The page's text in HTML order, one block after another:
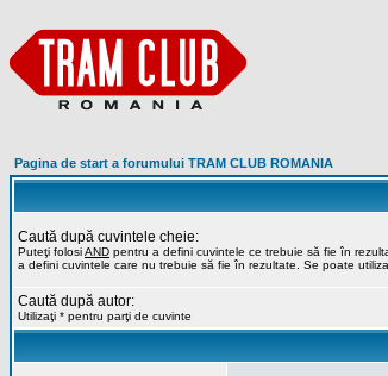
Pagina de start a forumului TRAM CLUB ROMANIA
Caută după cuvintele cheie:
Puteţi folosiAND pentru a defini cuvintele ce trebuie să fie în
a defini cuvintele care nu trebuie să fie în rezultate. Se poate
Caută după autor:
Utilizaţi * pentru parţi de cuvinte